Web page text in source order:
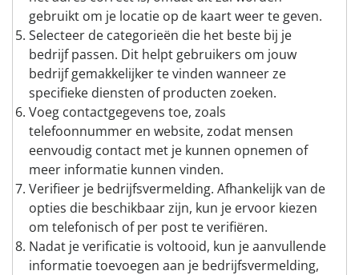
gebruikt om je locatie op de kaart weer te geven.
Selecteer de categorieën die het beste bij je
bedrijf passen. Dit helpt gebruikers om jouw
bedrijf gemakkelijker te vinden wanneer ze
specifieke diensten of producten zoeken.
Voeg contactgegevens toe, zoals
telefoonnummer en website, zodat mensen
eenvoudig contact met je kunnen opnemen of
meer informatie kunnen vinden.
Verifieer je bedrijfsvermelding. Afhankelijk van de
opties die beschikbaar zijn, kun je ervoor kiezen
om telefonisch of per post te verifiëren.
Nadat je verificatie is voltooid, kun je aanvullende
informatie toevoegen aan je bedrijfsvermelding,